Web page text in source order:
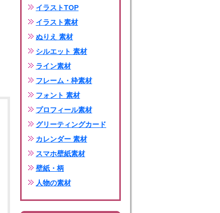
イラストTOP
イラスト素材
ぬりえ 素材
シルエット 素材
ライン素材
フレーム・枠素材
フォント 素材
プロフィール素材
グリーティングカード
カレンダー 素材
スマホ壁紙素材
壁紙・柄
人物の素材